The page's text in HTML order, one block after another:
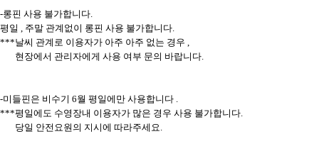
-롱핀 사용 불가합니다.
평일 , 주말 관계없이 롱핀 사용 불가합니다.
***날씨 관계로 이용자가 아주 아주 없는 경우 ,
현장에서 관리자에게 사용 여부 문의 바랍니다.
-미들핀은 비수기 6월 평일에만 사용합니다 .
***평일에도 수영장내 이용자가 많은 경우 사용 불가합니다.
당일 안전요원의 지시에 따라주세요.